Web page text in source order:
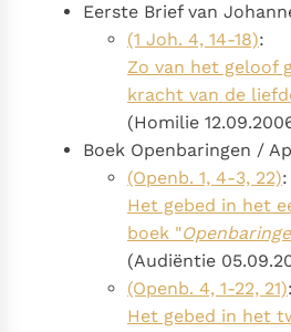
Eerste Brief van
(1 Joh. 4, 14-18):
Zo van het geloof
kracht van de
(Homilie
Boek Openbaringen /
(Openb. 1, 4-3, 22):
Het gebed in het
boek "
(Audiëntie
(Openb. 4, 1-22, 21):
Het gebed in het